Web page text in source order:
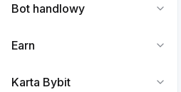
Bot handlowy
Earn
Karta Bybit